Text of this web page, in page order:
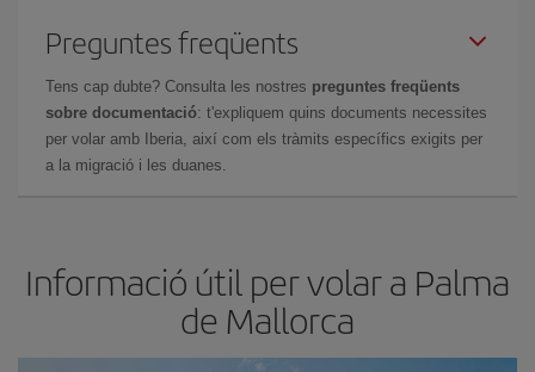
Preguntes freqüents
Tens cap dubte? Consulta les nostres preguntes freqüents
sobre documentació: t'expliquem quins documents necessites
per volar amb Iberia, així com els tràmits específics exigits per
a la migració i les duanes.
Informació útil per volar a Palma
de Mallorca